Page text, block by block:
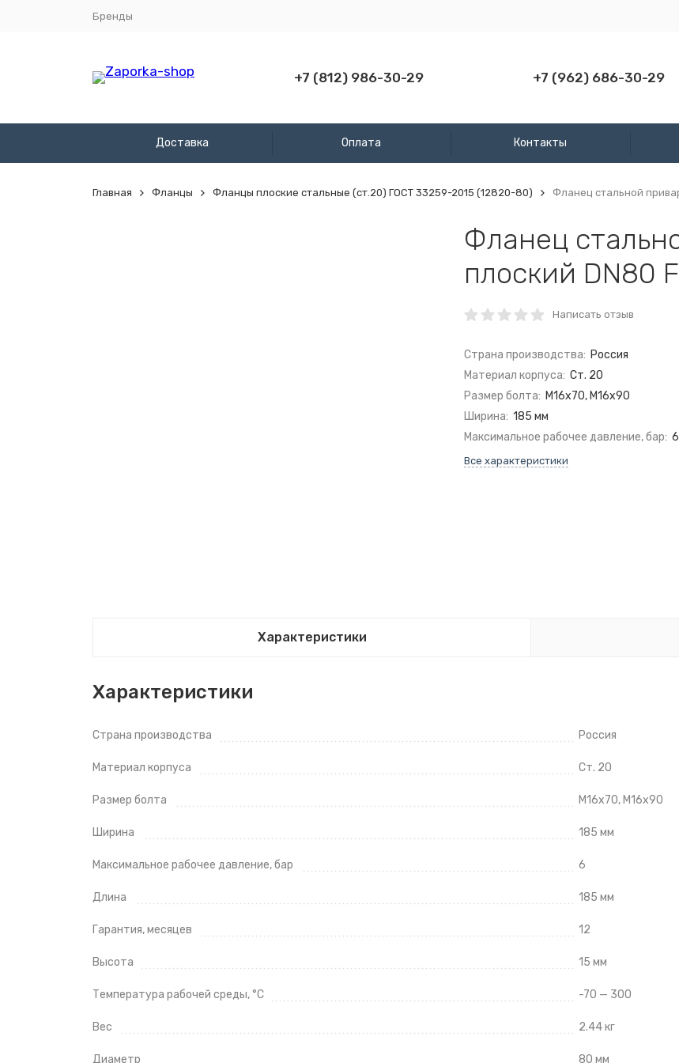
Бренды
+7 (812) 986-30-29 +7 (962) 686-30-29
Доставка Оплата Контакты
Главная Фланцы Фланцы плоские стальные (ст.20) ГОСТ 33259-2015 (12820-80) Фланец стальной
Фланец
плоский DN80
Написать отзыв
Страна производства: Россия
Материал корпуса: Ст. 20
Размер болта: М16х70, М16х90
Ширина: 185 мм
Максимальное рабочее давление, бар: 6
Все характеристики
Характеристики
Характеристики
Страна производства Россия
Материал корпуса Ст. 20
Размер болта М16х70, М16х90
Ширина 185 мм
Максимальное рабочее давление, бар 6
Длина 185 мм
Гарантия, месяцев 12
Высота 15 мм
Температура рабочей среды, °C -70 — 300
Вес 2.44 кг
Диаметр 80 мм